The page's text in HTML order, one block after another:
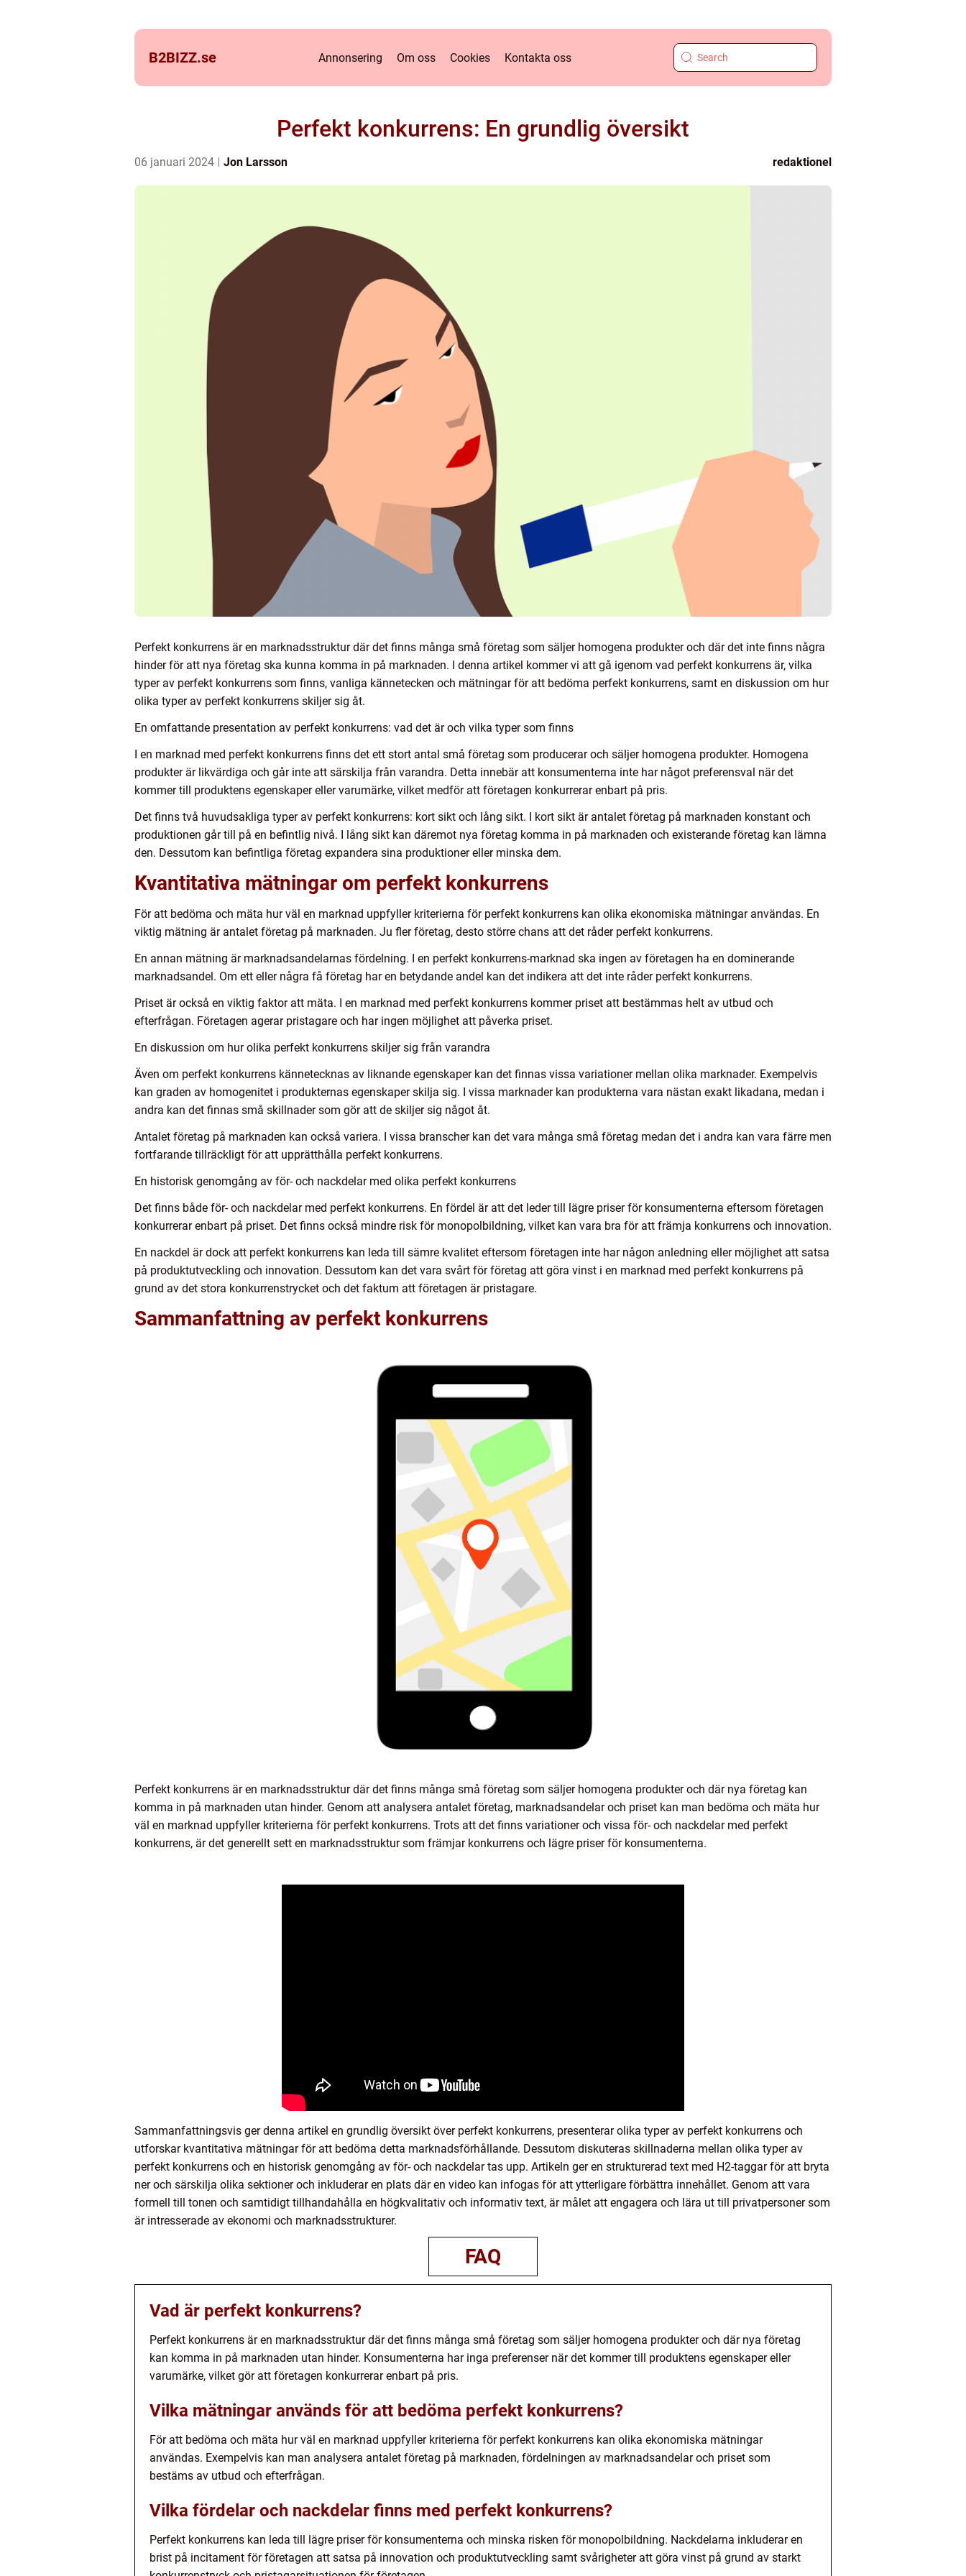
B2BIZZ.se Annonsering Om oss Cookies Kontakta oss
Perfekt konkurrens: En grundlig översikt
06 januari 2024 Jon Larsson redaktionel
Perfekt konkurrens är en marknadsstruktur där det finns många små företag som säljer homogena produkter och där det inte finns några
hinder för att nya företag ska kunna komma in på marknaden. I denna artikel kommer vi att gå igenom vad perfekt konkurrens är, vilka
typer av perfekt konkurrens som finns, vanliga kännetecken och mätningar för att bedöma perfekt konkurrens, samt en diskussion om hur
olika typer av perfekt konkurrens skiljer sig åt.
En omfattande presentation av perfekt konkurrens: vad det är och vilka typer som finns
I en marknad med perfekt konkurrens finns det ett stort antal små företag som producerar och säljer homogena produkter. Homogena
produkter är likvärdiga och går inte att särskilja från varandra. Detta innebär att konsumenterna inte har något preferensval när det
kommer till produktens egenskaper eller varumärke, vilket medför att företagen konkurrerar enbart på pris.
Det finns två huvudsakliga typer av perfekt konkurrens: kort sikt och lång sikt. I kort sikt är antalet företag på marknaden konstant och
produktionen går till på en befintlig nivå. I lång sikt kan däremot nya företag komma in på marknaden och existerande företag kan lämna
den. Dessutom kan befintliga företag expandera sina produktioner eller minska dem.
Kvantitativa mätningar om perfekt konkurrens
För att bedöma och mäta hur väl en marknad uppfyller kriterierna för perfekt konkurrens kan olika ekonomiska mätningar användas. En
viktig mätning är antalet företag på marknaden. Ju fler företag, desto större chans att det råder perfekt konkurrens.
En annan mätning är marknadsandelarnas fördelning. I en perfekt konkurrens-marknad ska ingen av företagen ha en dominerande
marknadsandel. Om ett eller några få företag har en betydande andel kan det indikera att det inte råder perfekt konkurrens.
Priset är också en viktig faktor att mäta. I en marknad med perfekt konkurrens kommer priset att bestämmas helt av utbud och
efterfrågan. Företagen agerar pristagare och har ingen möjlighet att påverka priset.
En diskussion om hur olika perfekt konkurrens skiljer sig från varandra
Även om perfekt konkurrens kännetecknas av liknande egenskaper kan det finnas vissa variationer mellan olika marknader. Exempelvis
kan graden av homogenitet i produkternas egenskaper skilja sig. I vissa marknader kan produkterna vara nästan exakt likadana, medan i
andra kan det finnas små skillnader som gör att de skiljer sig något åt.
Antalet företag på marknaden kan också variera. I vissa branscher kan det vara många små företag medan det i andra kan vara färre men
fortfarande tillräckligt för att upprätthålla perfekt konkurrens.
En historisk genomgång av för- och nackdelar med olika perfekt konkurrens
Det finns både för- och nackdelar med perfekt konkurrens. En fördel är att det leder till lägre priser för konsumenterna eftersom företagen
konkurrerar enbart på priset. Det finns också mindre risk för monopolbildning, vilket kan vara bra för att främja konkurrens och innovation.
En nackdel är dock att perfekt konkurrens kan leda till sämre kvalitet eftersom företagen inte har någon anledning eller möjlighet att satsa
på produktutveckling och innovation. Dessutom kan det vara svårt för företag att göra vinst i en marknad med perfekt konkurrens på
grund av det stora konkurrenstrycket och det faktum att företagen är pristagare.
Sammanfattning av perfekt konkurrens
Perfekt konkurrens är en marknadsstruktur där det finns många små företag som säljer homogena produkter och där nya företag kan
komma in på marknaden utan hinder. Genom att analysera antalet företag, marknadsandelar och priset kan man bedöma och mäta hur
väl en marknad uppfyller kriterierna för perfekt konkurrens. Trots att det finns variationer och vissa för- och nackdelar med perfekt
konkurrens, är det generellt sett en marknadsstruktur som främjar konkurrens och lägre priser för konsumenterna.
Sammanfattningsvis ger denna artikel en grundlig översikt över perfekt konkurrens, presenterar olika typer av perfekt konkurrens och
utforskar kvantitativa mätningar för att bedöma detta marknadsförhållande. Dessutom diskuteras skillnaderna mellan olika typer av
perfekt konkurrens och en historisk genomgång av för- och nackdelar tas upp. Artikeln ger en strukturerad text med H2-taggar för att bryta
ner och särskilja olika sektioner och inkluderar en plats där en video kan infogas för att ytterligare förbättra innehållet. Genom att vara
formell till tonen och samtidigt tillhandahålla en högkvalitativ och informativ text, är målet att engagera och lära ut till privatpersoner som
är intresserade av ekonomi och marknadsstrukturer.
FAQ
Vad är perfekt konkurrens?
Perfekt konkurrens är en marknadsstruktur där det finns många små företag som säljer homogena produkter och där nya företag
kan komma in på marknaden utan hinder. Konsumenterna har inga preferenser när det kommer till produktens egenskaper eller
varumärke, vilket gör att företagen konkurrerar enbart på pris.
Vilka mätningar används för att bedöma perfekt konkurrens?
För att bedöma och mäta hur väl en marknad uppfyller kriterierna för perfekt konkurrens kan olika ekonomiska mätningar
användas. Exempelvis kan man analysera antalet företag på marknaden, fördelningen av marknadsandelar och priset som
bestäms av utbud och efterfrågan.
Vilka fördelar och nackdelar finns med perfekt konkurrens?
Perfekt konkurrens kan leda till lägre priser för konsumenterna och minska risken för monopolbildning. Nackdelarna inkluderar en
brist på incitament för företagen att satsa på innovation och produktutveckling samt svårigheter att göra vinst på grund av starkt